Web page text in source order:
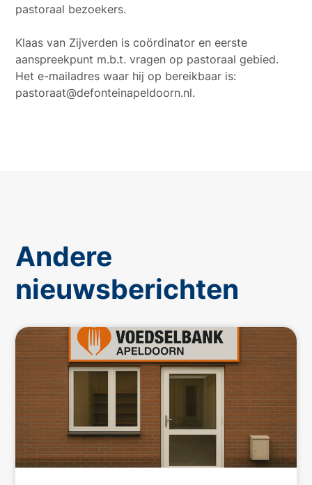
pastoraal bezoekers.
Klaas van Zijverden is coördinator en eerste
aanspreekpunt m.b.t. vragen op pastoraal gebied.
Het e-mailadres waar hij op bereikbaar is:
pastoraat@defonteinapeldoorn.nl.
Andere
nieuwsberichten